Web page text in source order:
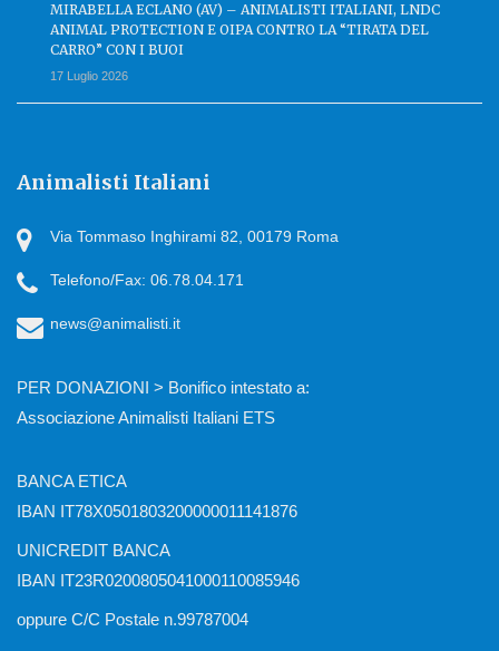
MIRABELLA ECLANO (AV) – ANIMALISTI ITALIANI, LNDC
ANIMAL PROTECTION E OIPA CONTRO LA “TIRATA DEL
CARRO” CON I BUOI
17 Luglio 2026
Animalisti Italiani
Via Tommaso Inghirami 82, 00179 Roma
Telefono/Fax: 06.78.04.171
news@animalisti.it
PER DONAZIONI > Bonifico intestato a:
Associazione Animalisti Italiani ETS
BANCA ETICA
IBAN IT78X0501803200000011141876
UNICREDIT BANCA
IBAN IT23R0200805041000110085946
oppure C/C Postale n.99787004